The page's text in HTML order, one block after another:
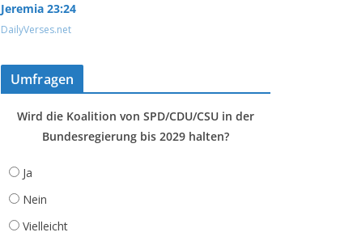
Jeremia 23:24
DailyVerses.net
Umfragen
Wird die Koalition von SPD/CDU/CSU in der
Bundesregierung bis 2029 halten?
Ja
Nein
Vielleicht